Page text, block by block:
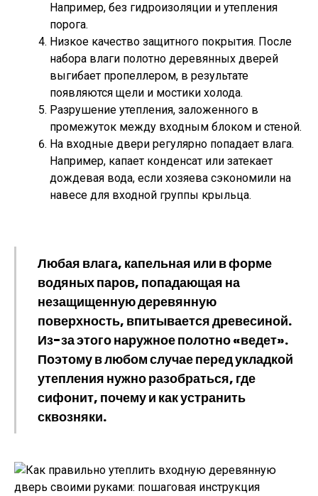
Например, без гидроизоляции и утепления
порога.
Низкое качество защитного покрытия. После
набора влаги полотно деревянных дверей
выгибает пропеллером, в результате
появляются щели и мостики холода.
Разрушение утепления, заложенного в
промежуток между входным блоком и стеной.
На входные двери регулярно попадает влага.
Например, капает конденсат или затекает
дождевая вода, если хозяева сэкономили на
навесе для входной группы крыльца.
Любая влага, капельная или в форме
водяных паров, попадающая на
незащищенную деревянную
поверхность, впитывается древесиной.
Из-за этого наружное полотно «ведет».
Поэтому в любом случае перед укладкой
утепления нужно разобраться, где
сифонит, почему и как устранить
сквозняки.